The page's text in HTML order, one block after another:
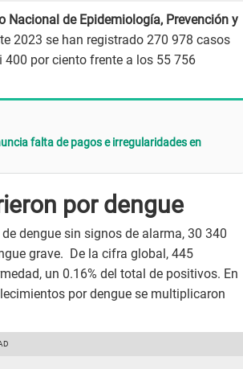
Nacional de Epidemiología, Prevención y
2023 se han registrado 270 978 casos
400 por ciento frente a los 55 756
falta de pagos e irregularidades en
por dengue
dengue sin signos de alarma, 30 340
grave. De la cifra global, 445
un 0.16% del total de positivos. En
por dengue se multiplicaron